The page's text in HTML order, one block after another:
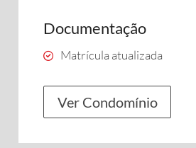
Documentação
Matrícula atualizada
Ver Condomínio